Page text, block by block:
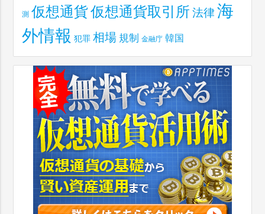
測 仮想通貨仮想通貨取引所 法律 海
外情報 犯罪 相場 規制 金融庁 韓国